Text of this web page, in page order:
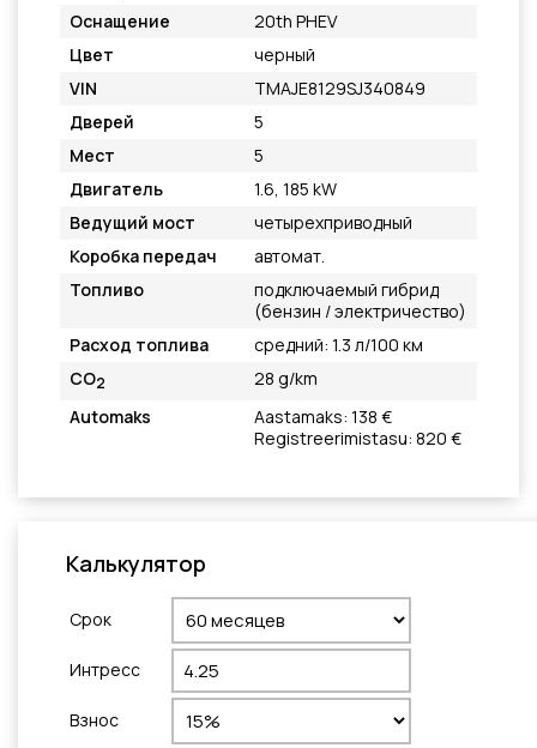
Оснащение
20th PHEV
Цвет
черный
VIN
TMAJE8129SJ340849
Дверей
5
Мест
5
Двигатель
1.6, 185 kW
Ведущий мост
четырехприводный
Коробка передач
автомат.
Топливо
подключаемый гибрид
(бензин / электричество)
Расход топлива
средний: 1.3 л/100 км
CO2
28 g/km
Automaks
Aastamaks: 138 €
Registreerimistasu: 820 €
Калькулятор
Cрок
Интресс
Взнос